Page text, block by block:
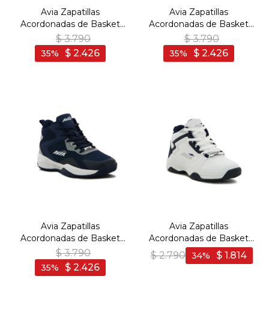
Avia Zapatillas
Acordonadas de Basket
Para Hombre ONEUS -
RED - Rojo
$ 3.790
$ 2.426
35
Avia Zapatillas
Acordonadas de Basket
Para Hombre CUZ
WHITE/ BLACK - Blanco-
Negro
$ 3.790
$ 2.426
35
Avia Zapatillas
Acordonadas de Basket
Para Hombre CUZ - NAVY
- Marino
$ 3.790
$ 2.426
35
Avia Zapatillas
Acordonadas de Basket
Para Niño ONEUS JR
WHITE/ NAVY - Blanco-
$ 2.790 $ 1.814
34